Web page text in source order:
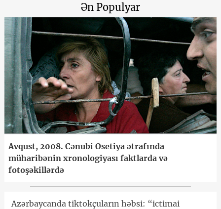
Ən Populyar
Avqust, 2008. Cənubi Osetiya ətrafında
müharibənin xronologiyası faktlarda və
fotoşəkillərdə
Azərbaycanda tiktokçuların həbsi: “ictimai